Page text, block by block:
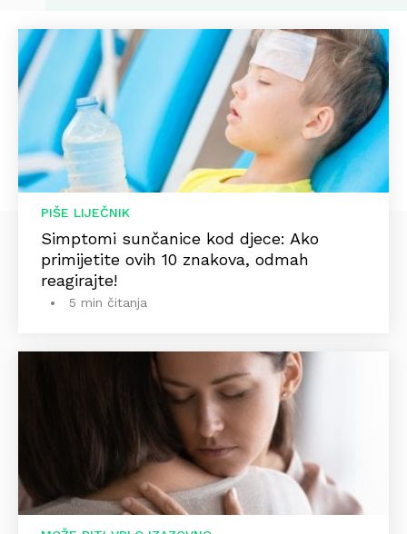
PIŠE LIJEČNIK
Simptomi sunčanice kod djece: Ako
primijetite ovih 10 znakova, odmah
reagirajte!
5 min čitanja